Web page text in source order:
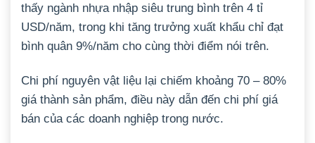
thấy ngành nhựa nhập siêu trung bình trên 4 tỉ
USD/năm, trong khi tăng trưởng xuất khẩu chỉ đạt
bình quân 9%/năm cho cùng thời điểm nói trên.
Chi phí nguyên vật liệu lại chiếm khoảng 70 – 80%
giá thành sản phẩm, điều này dẫn đến chi phí giá
bán của các doanh nghiệp trong nước.